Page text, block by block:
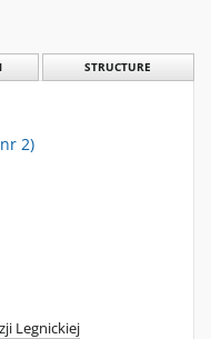
STRUCTURE
2)
Legnickiej